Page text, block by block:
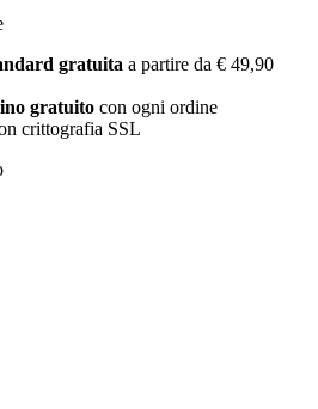
gratuita a partire da € 49,90
gratuito con ogni ordine
crittografia SSL